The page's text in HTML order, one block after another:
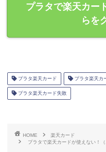
プラタで楽天カー
らを
プラタ楽天カード プラタ楽天カ
プラタ楽天カード失敗
HOME
楽天カード
プラタで楽天カードが使えない！（